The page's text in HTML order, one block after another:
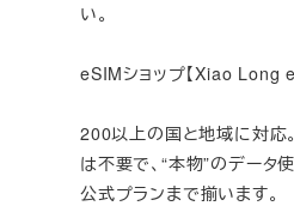
い。
eSIMショップ【Xiao Long
200以上の国と地域に対応
は不要で、“本物”のデータ
公式プランまで揃います。